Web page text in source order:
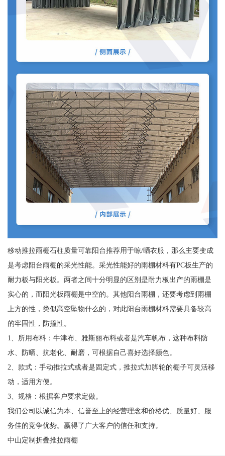
移动推拉雨棚石柱质量可靠阳台推荐用于晾/晒衣服，那么主要变成
是考虑阳台雨棚的采光性能。采光性能好的雨棚材料有PC板生产的
耐力板与阳光板。两者之间十分明显的区别是耐力板出产的雨棚是
实心的，而阳光板雨棚是中空的。其他阳台雨棚，还要考虑到雨棚
上方的性，类似高空坠物什么的，对此阳台雨棚材料需要具备较高
的牢固性，防撞性。
1、所用布料：牛津布、雅斯丽布料或者是汽车帆布，这种布料防
水、防晒、抗老化、耐磨，可根据自己喜好选择颜色。
2、款式：手动推拉式或者是固定式，推拉式加脚轮的棚子可灵活移
动，适用方便。
3、规格：根据客户要求定做。
我们公司以诚信为本、信誉至上的经营理念和价格优、质量好、服
务佳的竞争优势。赢得了广大客户的信任和支持。
中山定制折叠推拉雨棚